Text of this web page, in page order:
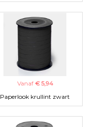
Vanaf € 5,94
Paperlook krullint zwart